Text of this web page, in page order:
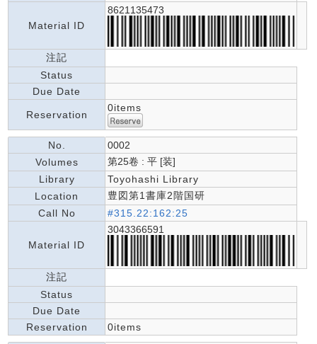
Material ID
8621135473
注記
Status
Due Date
Reservation
0items
No.
0002
Volumes
第25卷 : 平 [装]
Library
Toyohashi Library
Location
豊図第1書庫2階国研
Call No
#315.22:162:25
Material ID
3043366591
注記
Status
Due Date
Reservation
0items